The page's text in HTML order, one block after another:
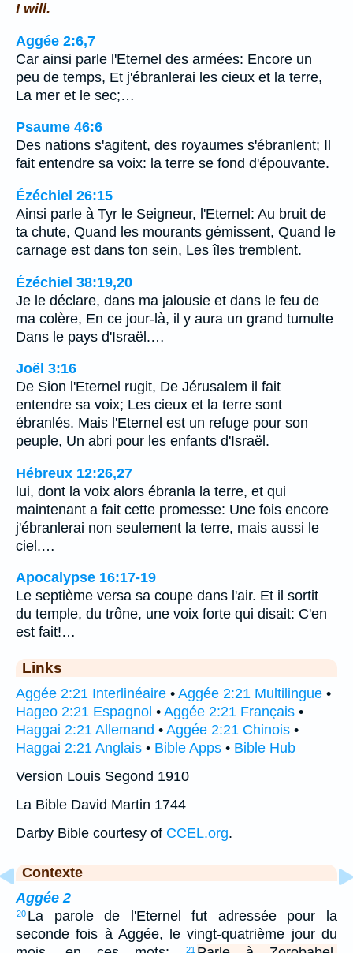
I will.
Aggée 2:6,7
Car ainsi parle l'Eternel des armées: Encore un
peu de temps, Et j'ébranlerai les cieux et la terre,
La mer et le sec;…
Psaume 46:6
Des nations s'agitent, des royaumes s'ébranlent; Il
fait entendre sa voix: la terre se fond d'épouvante.
Ézéchiel 26:15
Ainsi parle à Tyr le Seigneur, l'Eternel: Au bruit de
ta chute, Quand les mourants gémissent, Quand le
carnage est dans ton sein, Les îles tremblent.
Ézéchiel 38:19,20
Je le déclare, dans ma jalousie et dans le feu de
ma colère, En ce jour-là, il y aura un grand tumulte
Dans le pays d'Israël.…
Joël 3:16
De Sion l'Eternel rugit, De Jérusalem il fait
entendre sa voix; Les cieux et la terre sont
ébranlés. Mais l'Eternel est un refuge pour son
peuple, Un abri pour les enfants d'Israël.
Hébreux 12:26,27
lui, dont la voix alors ébranla la terre, et qui
maintenant a fait cette promesse: Une fois encore
j'ébranlerai non seulement la terre, mais aussi le
ciel.…
Apocalypse 16:17-19
Le septième versa sa coupe dans l'air. Et il sortit
du temple, du trône, une voix forte qui disait: C'en
est fait!…
Links
Aggée 2:21 Interlinéaire • Aggée 2:21 Multilingue •
Hageo 2:21 Espagnol • Aggée 2:21 Français •
Haggai 2:21 Allemand • Aggée 2:21 Chinois •
Haggai 2:21 Anglais • Bible Apps • Bible Hub
Version Louis Segond 1910
La Bible David Martin 1744
Darby Bible courtesy of CCEL.org.
Contexte
Aggée 2
20 La parole de l'Eternel fut adressée pour la
seconde fois à Aggée, le vingt-quatrième jour du
21